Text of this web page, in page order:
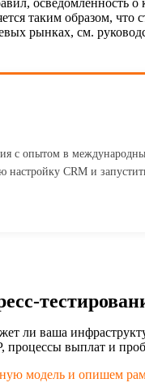
таким образом,
рынках, см.
с опытом в
CRM и
ли ваша
процессы выплат и
модель и опишем